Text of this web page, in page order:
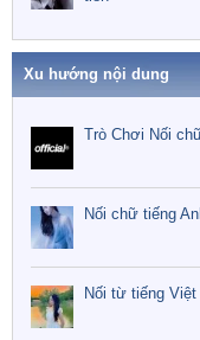
Xu hướng nội dung
Trò Chơi Nối
Nối chữ tiếng
Nối từ tiếng Việt